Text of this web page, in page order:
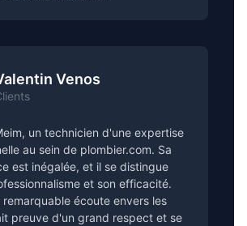
Venos
un technicien d'une expertise
au sein de plombier.com. Sa
est inégalée, et il se distingue
et son efficacité.
remarquable écoute envers les
preuve d'un grand respect et se